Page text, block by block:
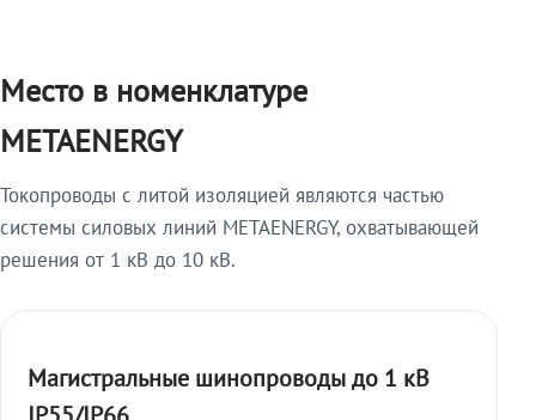
Место в номенклатуре
METAENERGY
Токопроводы с литой изоляцией являются частью
системы силовых линий METAENERGY, охватывающей
решения от 1 кВ до 10 кВ.
Магистральные шинопроводы до 1 кВ